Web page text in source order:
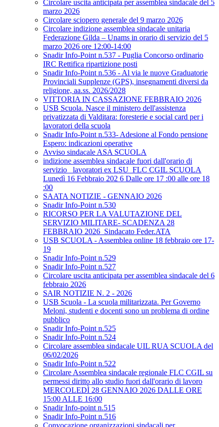
Circolare uscita anticipata per assemblea sindacale del 5
marzo 2026
Circolare sciopero generale del 9 marzo 2026
Circolare indizione assemblea sindacale unitaria
Federazione Gilda – Unams in orario di servizio del 5
marzo 2026 ore 12:00-14:00
Snadir Info-Point n.537 - Puglia Concorso ordinario
IRC Rettifica ripartizione posti
Snadir Info-Point n.536 - Al via le nuove Graduatorie
Provinciali Supplenze (GPS), insegnamenti diversi da
religione, aa.ss. 2026/2028
VITTORIA IN CASSAZIONE FEBBRAIO 2026
USB Scuola. Nasce il ministero dell'assistenza
privatizzata di Valditara: foresterie e social card per i
lavoratori della scuola
Snadir Info-Point n.533- Adesione al Fondo pensione
Espero: indicazioni operative
Avviso sindacale ASA SCUOLA
indizione assemblea sindacale fuori dall'orario di
servizio _lavoratori ex LSU_FLC CGIL SCUOLA
Lunedì 16 Febbraio 202 6 Dalle ore 17 :00 alle ore 18
:00
SAATA NOTIZIE - GENNAIO 2026
Snadir Info-Point n.530
RICORSO PER LA VALUTAZIONE DEL
SERVIZIO MILITARE- SCADENZA 28
FEBBRAIO 2026_Sindacato Feder.ATA
USB SCUOLA - Assemblea online 18 febbraio ore 17-
19
Snadir Info-Point n.529
Snadir Info-Point n.527
Circolare uscita anticipata per assemblea sindacale del 6
febbraio 2026
SAIR NOTIZIE N. 2 - 2026
USB Scuola - La scuola militarizzata. Per Governo
Meloni, studenti e docenti sono un problema di ordine
pubblico
Snadir Info-Point n.525
Snadir Info-Point n.524
Circolare assemblea sindacale UIL RUA SCUOLA del
06/02/2026
Snadir Info-Point n.522
Circolare Assemblea sindacale regionale FLC CGIL su
permessi diritto allo studio fuori dall'orario di lavoro
MERCOLEDÌ 28 GENNAIO 2026 DALLE ORE
15:00 ALLE 16:00
Snadir Info-point n.515
Snadir Info-Point n.516